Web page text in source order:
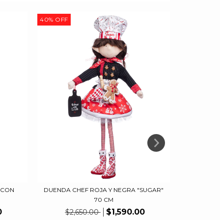
40% OFF
DUENDA CHEF ROJA Y NEGRA "SUGAR"
70 CM
$2,650.00 $1,590.00